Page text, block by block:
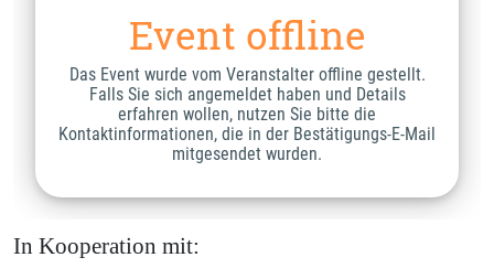
In Kooperation mit: